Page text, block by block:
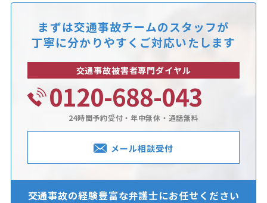
まずは交通事故チームのスタッフが
丁寧に分かりやすくご対応いたします
交通事故被害者専門ダイヤル
0120-688-043
24時間予約受付・年中無休・通話無料
メール相談受付
交通事故の経験豊富な弁護士にお任せください